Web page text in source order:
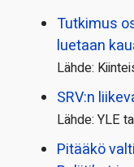
Tutkimus
luetaan
Lähde:
SRV:n
Lähde: YLE
Pitääkö